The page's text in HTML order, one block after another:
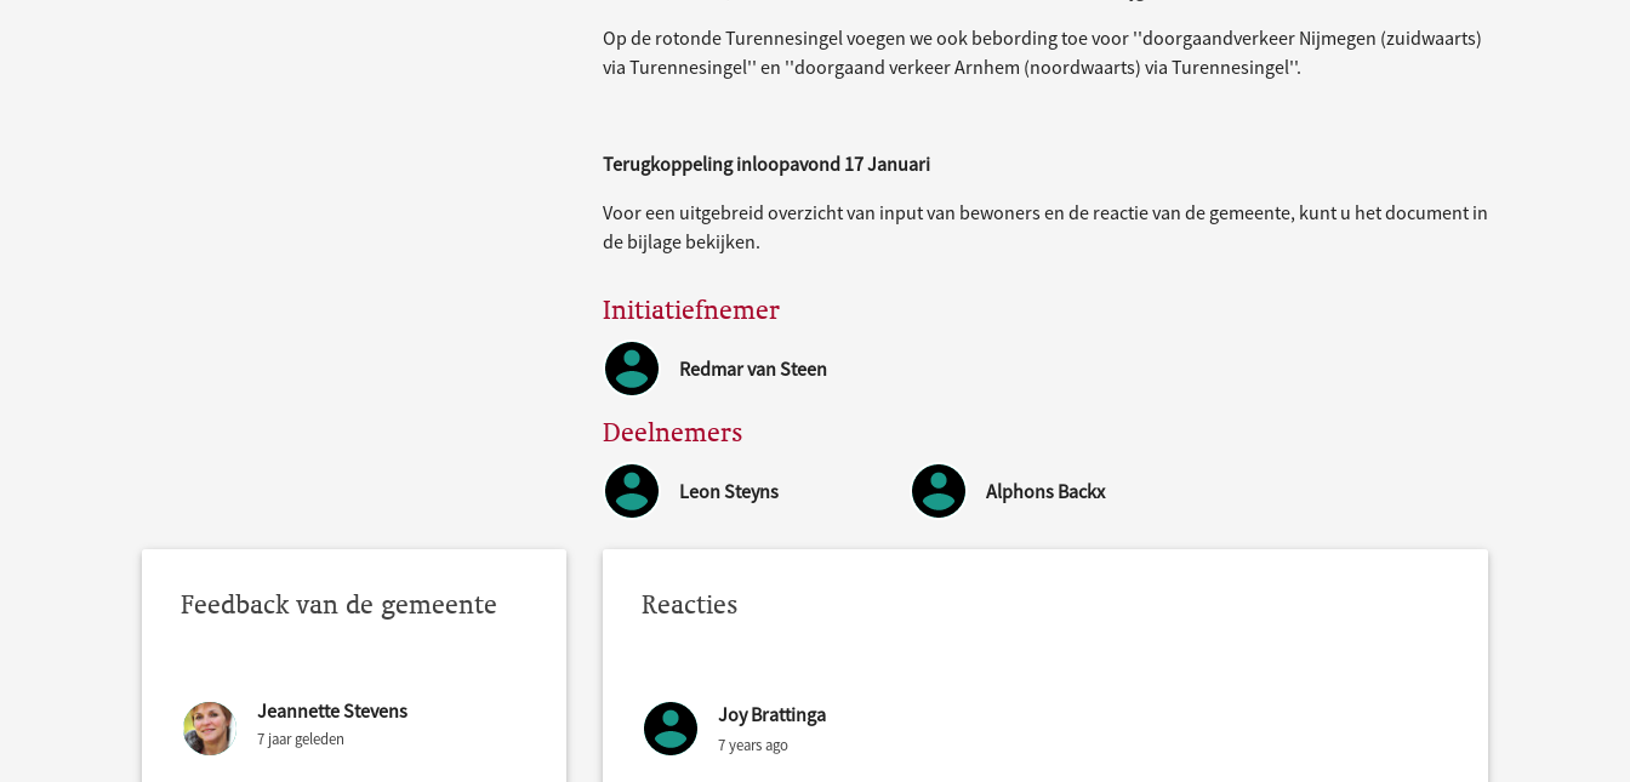
Op de rotonde Turennesingel voegen we ook bebording toe voor ''doorgaandverkeer Nijmegen (zuidwaarts)
via Turennesingel'' en ''doorgaand verkeer Arnhem (noordwaarts) via Turennesingel''.
Terugkoppeling inloopavond 17 Januari
Voor een uitgebreid overzicht van input van bewoners en de reactie van de gemeente, kunt u het document in
de bijlage bekijken.
Initiatiefnemer
Redmar van Steen
Deelnemers
Leon Steyns Alphons Backx
Feedback van de gemeente
Jeannette Stevens
7 jaar geleden
Reacties
Joy Brattinga
7 years ago